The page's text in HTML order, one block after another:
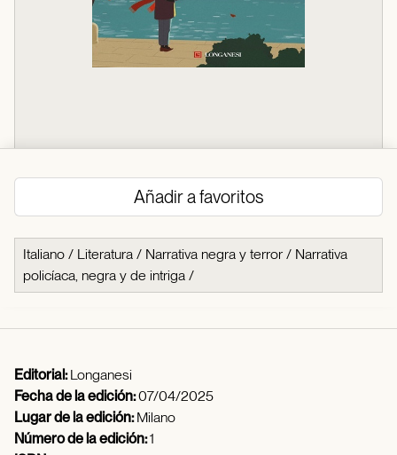
Añadir a favoritos
Italiano / Literatura / Narrativa negra y terror / Narrativa
policíaca, negra y de intriga /
Editorial:Longanesi
Fecha de la edición:07/04/2025
Lugar de la edición:Milano
Número de la edición:1